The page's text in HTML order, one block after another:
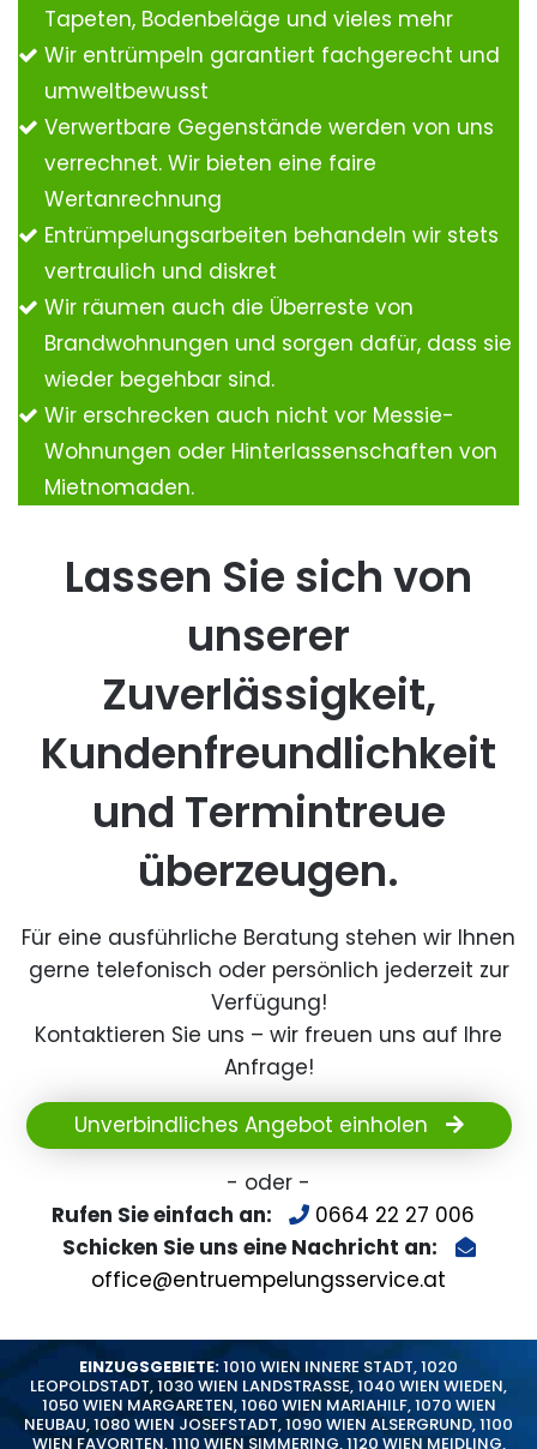
Tapeten, Bodenbeläge und vieles mehr
Wir entrümpeln garantiert fachgerecht und
umweltbewusst
Verwertbare Gegenstände werden von uns
verrechnet. Wir bieten eine faire
Wertanrechnung
Entrümpelungsarbeiten behandeln wir stets
vertraulich und diskret
Wir räumen auch die Überreste von
Brandwohnungen und sorgen dafür, dass sie
wieder begehbar sind.
Wir erschrecken auch nicht vor Messie-
Wohnungen oder Hinterlassenschaften von
Mietnomaden.
Lassen Sie sich von
unserer
Zuverlässigkeit,
Kundenfreundlichkeit
und Termintreue
überzeugen.
Für eine ausführliche Beratung stehen wir Ihnen
gerne telefonisch oder persönlich jederzeit zur
Verfügung!
Kontaktieren Sie uns – wir freuen uns auf Ihre
Anfrage!
Unverbindliches Angebot einholen
- oder -
Rufen Sie einfach an:
0664 22 27 006
Schicken Sie uns eine Nachricht an:
office@entruempelungsservice.at
EINZUGSGEBIETE:1010 WIEN INNERE STADT,1020
LEOPOLDSTADT,1030 WIEN LANDSTRASSE,1040 WIEN WIEDEN,
1050 WIEN MARGARETEN,1060 WIEN MARIAHILF,1070 WIEN
NEUBAU,1080 WIEN JOSEFSTADT,1090 WIEN ALSERGRUND,1100
WIEN FAVORITEN,1110 WIEN SIMMERING,1120 WIEN MEIDLING,